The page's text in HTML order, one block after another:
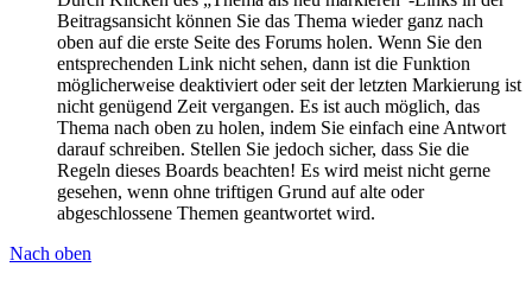
Beitragsansicht können Sie das Thema wieder ganz nach
oben auf die erste Seite des Forums holen. Wenn Sie den
entsprechenden Link nicht sehen, dann ist die Funktion
möglicherweise deaktiviert oder seit der letzten Markierung ist
nicht genügend Zeit vergangen. Es ist auch möglich, das
Thema nach oben zu holen, indem Sie einfach eine Antwort
darauf schreiben. Stellen Sie jedoch sicher, dass Sie die
Regeln dieses Boards beachten! Es wird meist nicht gerne
gesehen, wenn ohne triftigen Grund auf alte oder
abgeschlossene Themen geantwortet wird.
Nach oben